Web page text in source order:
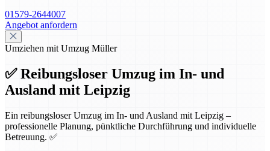
01579-2644007
Angebot anfordern
Umziehen mit Umzug Müller
✅ Reibungsloser Umzug im In- und
Ausland mit Leipzig
Ein reibungsloser Umzug im In- und Ausland mit Leipzig –
professionelle Planung, pünktliche Durchführung und individuelle
Betreuung. ✅